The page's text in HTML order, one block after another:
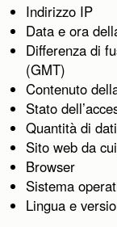
Indirizzo IP
Data e ora
Differenza di
(GMT)
Contenuto
Stato
Quantità di
Sito web da
Browser
Sistema
Lingua e